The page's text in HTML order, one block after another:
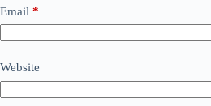
Email *
Website